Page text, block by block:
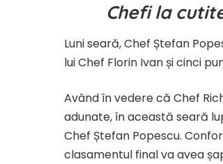
Chefi la
Luni seară, Chef Ștefan
lui Chef Florin Ivan și cinci
Având în vedere că Chef
adunate, în această seară
Chef Ștefan Popescu.
clasamentul final va avea